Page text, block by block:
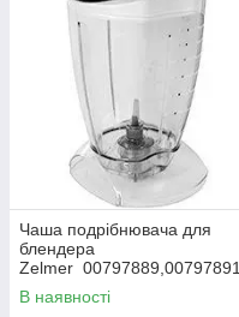
Чаша подрібнювача для
блендера
Zelmer 00797889,00797891
(381.0400
C0Z000038104000044)
В наявності